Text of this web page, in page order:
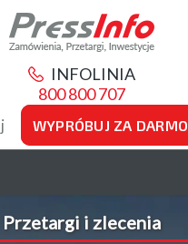
INFOLINIA
800 800 707
WYPRÓBUJ ZA DARMO
Przetargi i zlecenia